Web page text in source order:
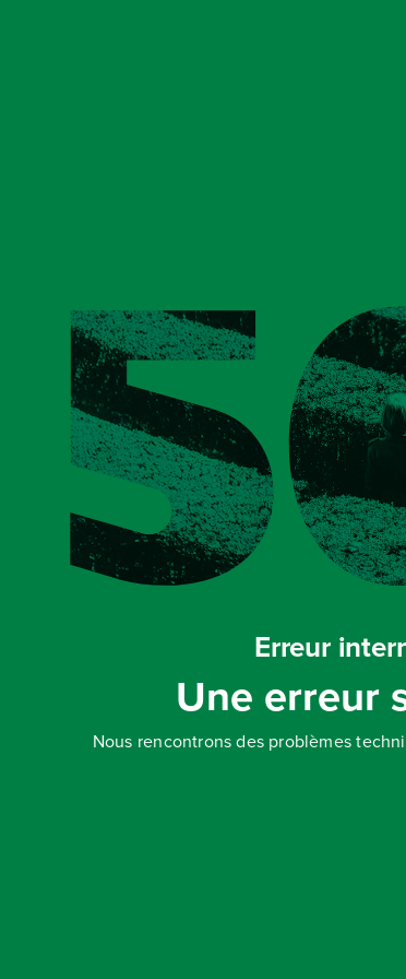
Erreur
Une erreur
Nous rencontrons des problèmes